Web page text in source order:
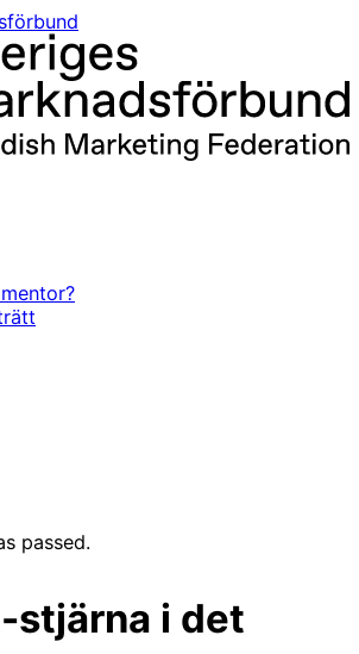
passed.
stjärna i det